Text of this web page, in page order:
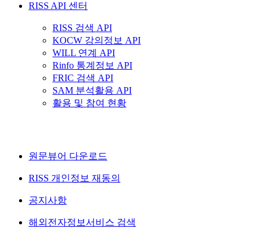
RISS API 센터
RISS 검색 API
KOCW 강의정보 API
WILL 연계 API
Rinfo 통계정보 API
FRIC 검색 API
SAM 분석활용 API
활용 및 참여 현황
원문뷰어 다운로드
RISS 개인정보 재동의
공지사항
해외전자정보서비스 검색